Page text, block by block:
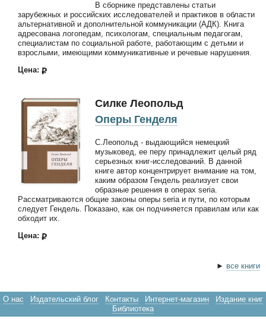
В сборнике представлены статьи
зарубежных и российских исследователей и практиков в области
альтернативной и дополнительной коммуникации (АДК). Книга
адресована логопедам, психологам, специальным педагогам,
специалистам по социальной работе, работающим с детьми и
взрослыми, имеющими коммуникативные и речевые нарушения.
Цена:
Силке Леопольд
Оперы Генделя
С.Леопольд - выдающийся немецкий
музыковед, ее перу принадлежит целый ряд
серьезных книг-исследований. В данной
книге автор концентрирует внимание на том,
каким образом Гендель реализует свои
образные решения в операх seria.
Рассматриваются общие законы оперы seria и пути, по которым
следует Гендель. Показано, как он подчиняется правилам или как
обходит их.
Цена:
► все книги
О нас Издательский блог Контакты Интернет-магазин
Издание книг
Библиотека